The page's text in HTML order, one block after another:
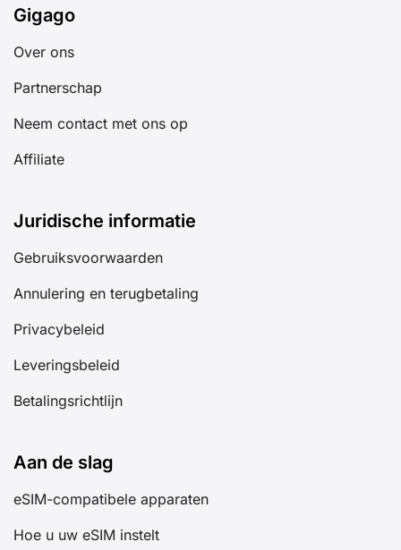
Gigago
Over ons
Partnerschap
Neem contact met ons op
Affiliate
Juridische informatie
Gebruiksvoorwaarden
Annulering en terugbetaling
Privacybeleid
Leveringsbeleid
Betalingsrichtlijn
Aan de slag
eSIM-compatibele apparaten
Hoe u uw eSIM instelt